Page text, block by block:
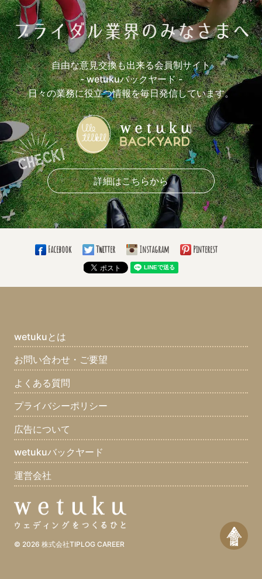
参考にしているウエディングサイト(11)
参考にしているウエディング本(13) おすすめロケ場所(17)
おすすめ前撮アイテム(7) おすすめ披露宴入場曲(4)
おすすめ乾杯曲(3) おすすめケーキカットBGM(1)
おすすめ手紙シーンBGM(5) おすすめ退場曲(1)
おすすめ挙式演出(8) おすすめ披露宴演出(7)
おもしろかった余興は？(5) おすすめ引き出物(7)
おすすめ引き菓子(10) おすすめプチギフト(5) おすすめ花材(7)
好きなブーケの形(13) 好きなドレスライン(10)
着たいカラードレスの色(5) 好きなドレスブランド(4)
好きなナプキンの折り方(5) 愛用しているボールペン(8)
使っている手帳の柄は？(9) 必勝グッズ(4)
通勤時間(5) 大きい目標(10) 小さい目標(8)
いつまでこの仕事する？(14)
口癖は？(8) 座右の銘は？(12) 集めてるものは？(7)
好きな食べ物は？(12) 嫌いな食べ物は？(12)
好きなスポーツは？(11)
好きな女性タレントは？(4)
好きなマンガは？(8)
好きな映画は？(8) 好きなテレビ番組は？(10) 好きな曲は？(7)
好きなゲームは？(3) 好きなブランドは？(1) 好きな車は？(5)
好きな場所は？(10)
好きな休日の過ごし方は？(12)
好きな言葉は？(12) 一つだけ願いが叶うとしたら？(9)
自由な意見交換も出来る会員制サイト
- wetukuバックヤード -
日々の業務に役立つ情報を毎日発信しています。
詳細はこちらから
Facebook Twitter Instagram Pinterest
wetukuとは
お問い合わせ・ご要望
よくある質問
プライバシーポリシー
広告について
wetukuバックヤード
運営会社
© 2026 株式会社TIPLOG CAREER